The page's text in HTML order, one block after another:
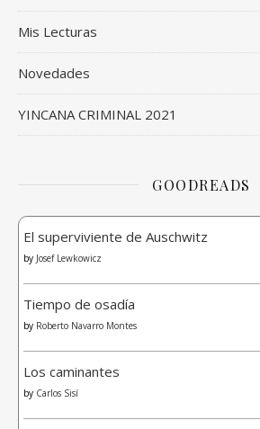
Mis Lecturas
Novedades
YINCANA CRIMINAL 2021
GOODREADS
El superviviente de Auschwitz
by Josef Lewkowicz
Tiempo de osadía
by Roberto Navarro Montes
Los caminantes
by Carlos Sisí